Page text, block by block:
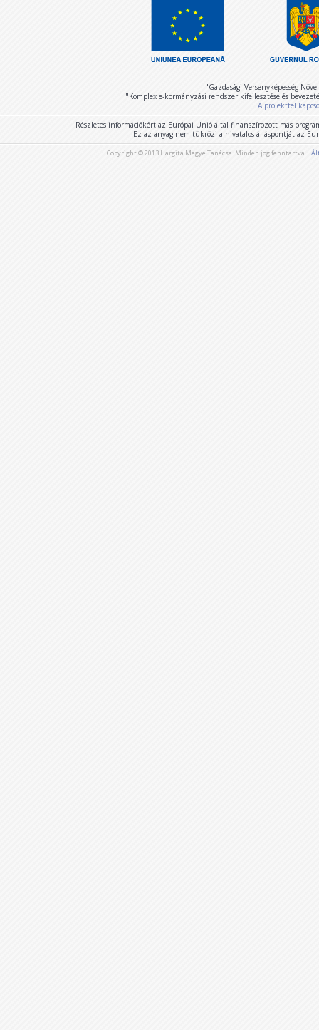
"Gazdasági Versenyképesség
"Komplex e-kormányzási rendszer kifejlesztése és
A projekttel
Részletes információkért az Európai Unió által finanszírozott más
Ez az anyag nem tükrözi a hivatalos álláspontját az
Copyright © 2013 Hargita Megye Tanácsa. Minden jog fenntartva |